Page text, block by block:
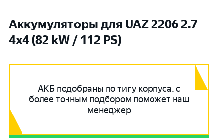
Аккумуляторы для UAZ 2206 2.7
4x4 (82 kW / 112 PS)
АКБ подобраны по типу корпуса, с
более точным подбором поможет наш
менеджер